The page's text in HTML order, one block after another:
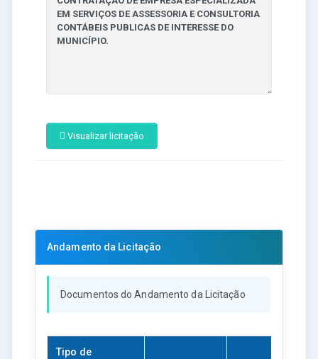
Visualizar licitação
Andamento da Licitação
Documentos do Andamento da Licitação
Tipo de